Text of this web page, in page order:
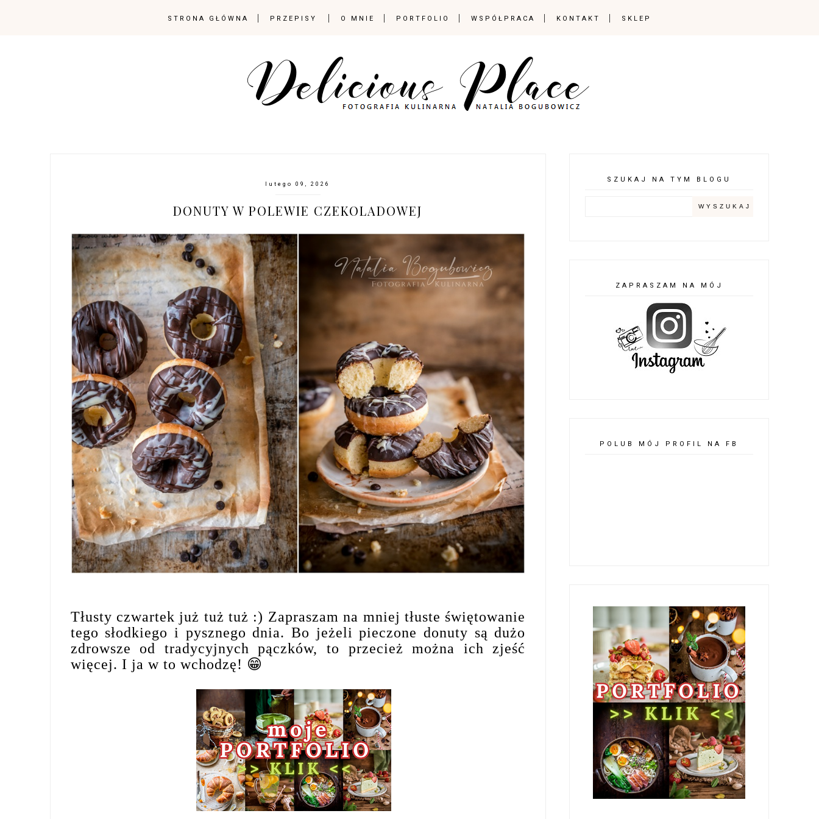
STRONA GŁÓWNA PRZEPISY O MNIE PORTFOLIO WSPÓŁPRACA KONTAKT SKLEP
lutego 09, 2026
DONUTY W POLEWIE CZEKOLADOWEJ
Tłusty czwartek już tuż tuż :) Zapraszam na mniej tłuste świętowanie
tego słodkiego i pysznego dnia. Bo jeżeli pieczone donuty są dużo
zdrowsze od tradycyjnych pączków, to przecież można ich zjeść
więcej. I ja w to wchodzę! 😁
SZUKAJ NA TYM BLOGU
ZAPRASZAM NA MÓJ
POLUB MÓJ PROFIL NA FB